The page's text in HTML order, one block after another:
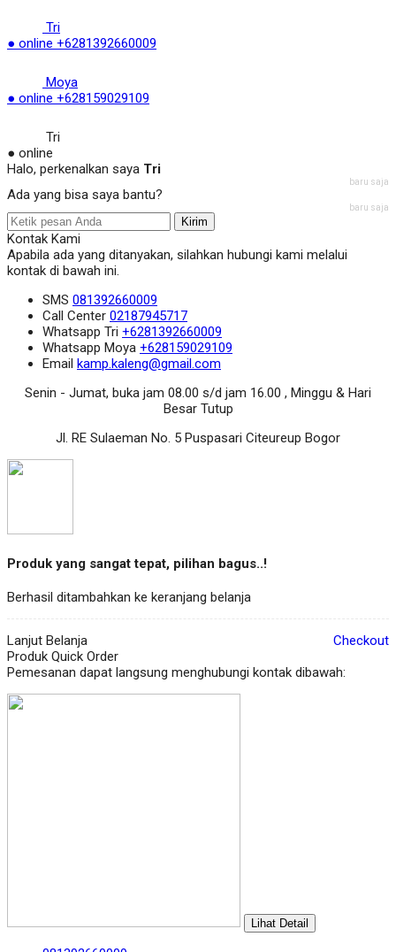
Tri
● online +6281392660009
Moya
● online +628159029109
Tri
● online
Halo, perkenalkan saya Tri
baru saja
Ada yang bisa saya bantu?
baru saja
Kirim
Kontak Kami
Apabila ada yang ditanyakan, silahkan hubungi kami melalui
kontak di bawah ini.
SMS 081392660009
Call Center 02187945717
Whatsapp Tri +6281392660009
Whatsapp Moya +628159029109
Email kamp.kaleng@gmail.com
Senin - Jumat, buka jam 08.00 s/d jam 16.00 , Minggu & Hari
Besar Tutup
Jl. RE Sulaeman No. 5 Puspasari Citeureup Bogor
Produk yang sangat tepat, pilihan bagus..!
Berhasil ditambahkan ke keranjang belanja
Lanjut Belanja
Checkout
Produk Quick Order
Pemesanan dapat langsung menghubungi kontak dibawah:
Lihat Detail